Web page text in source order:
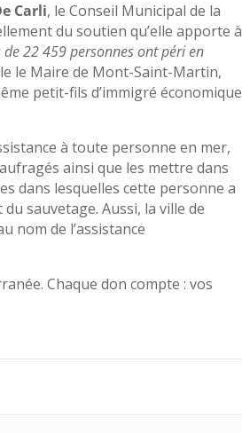
Carli, le Conseil Municipal de la
du soutien qu’elle apporte à
22 459 personnes ont péri en
le Maire de Mont-Saint-Martin,
petit-fils d’immigré économique
à toute personne en mer,
ainsi que les mettre dans
dans lesquelles cette personne a
sauvetage. Aussi, la ville de
nom de l’assistance
Chaque don compte : vos